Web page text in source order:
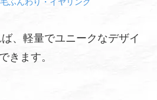
ふんわり・イヤリング
、軽量でユニークなデザイ
きます。